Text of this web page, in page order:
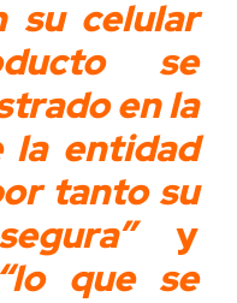
su celular
se
en la
la entidad
tanto su
y
“lo que se